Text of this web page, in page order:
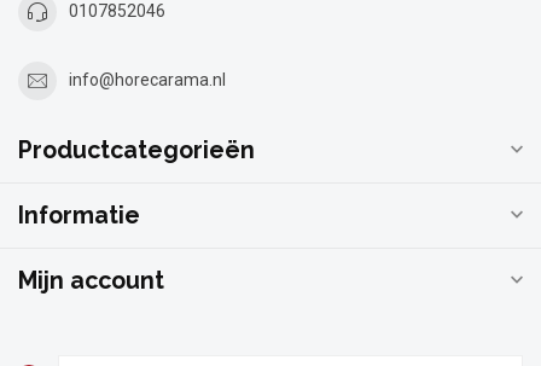
0107852046
info@horecarama.nl
Productcategorieën
Informatie
Mijn account